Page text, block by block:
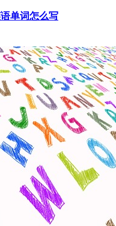
单词怎么写